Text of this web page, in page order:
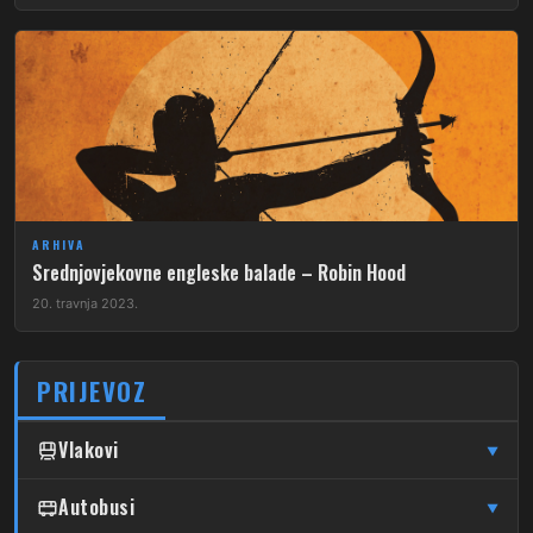
ARHIVA
Srednjovjekovne engleske balade – Robin Hood
20. travnja 2023.
PRIJEVOZ
Vlakovi ▼
Čulinec Čulinec
Autobusi ▼